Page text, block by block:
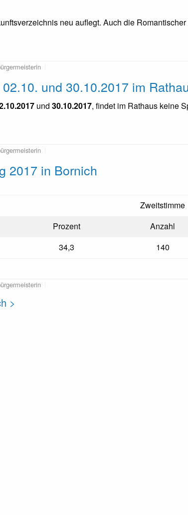
neu auflegt. Auch die
und 30.10.2017 im
und 30.10.2017, findet im Rathaus keine
2017 in Bornich
Zweitstimme
Prozent Anzahl
34,3 140
>